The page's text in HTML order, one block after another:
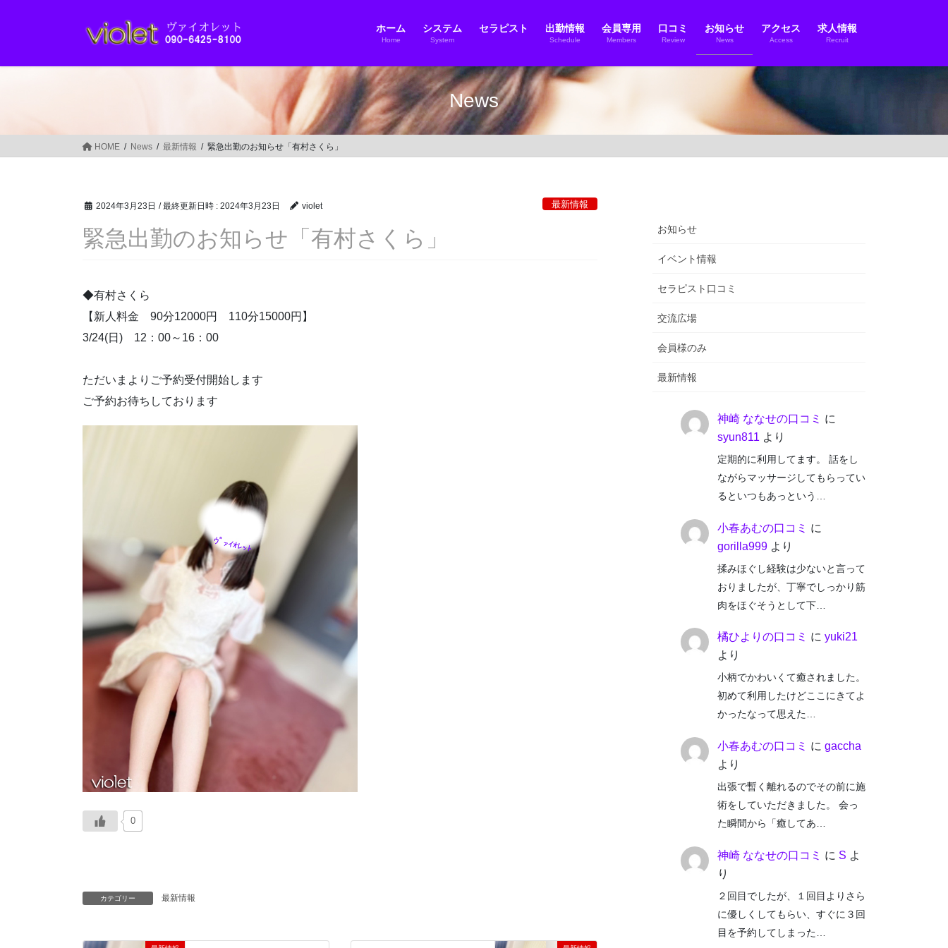
プ
動
ホーム
Home
システム
System
セラピスト 出勤情報
Schedule
会員専用
Members
口コミ
Review
お知らせ
News
アクセス
Access
求人情報
Recruit
News
HOME News 最新情報 緊急出勤のお知らせ「有村さくら」
2024年3月23日 / 最終更新日時 : 2024年3月23日 violet 最新情報
緊急出勤のお知らせ「有村さくら」
◆有村さくら
【新人料金 90分12000円 110分15000円】
3/24(日) 12：00～16：00
ただいまよりご予約受付開始します
ご予約お待ちしております
0
カテゴリー 最新情報
お知らせ
イベント情報
セラピスト口コミ
交流広場
会員様のみ
最新情報
神崎 ななせの口コミ に
syun811 より
定期的に利用してます。 話をし
ながらマッサージしてもらってい
るといつもあっという…
小春あむの口コミ に
gorilla999 より
揉みほぐし経験は少ないと言って
おりましたが、丁寧でしっかり筋
肉をほぐそうとして下…
橘ひよりの口コミ にyuki21
より
小柄でかわいくて癒されました。
初めて利用したけどここにきてよ
かったなって思えた…
小春あむの口コミ にgaccha
より
出張で暫く離れるのでその前に施
術をしていただきました。 会っ
た瞬間から「癒してあ…
神崎 ななせの口コミ に S よ
り
２回目でしたが、１回目よりさら
に優しくしてもらい、すぐに３回
目を予約してしまった…